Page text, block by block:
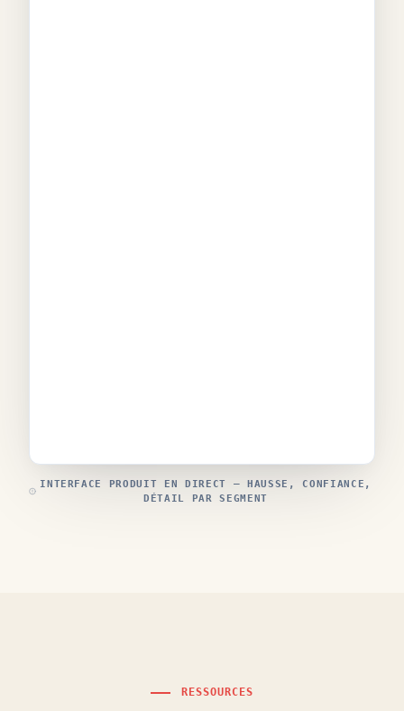
INTERFACE PRODUIT EN DIRECT — HAUSSE, CONFIANCE,
DÉTAIL PAR SEGMENT
RESSOURCES